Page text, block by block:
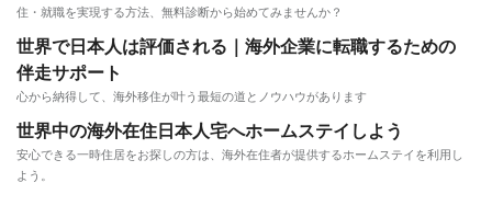
住・就職を実現する方法、無料診断から始めてみませんか？
世界で日本人は評価される｜海外企業に転職するための
伴走サポート
心から納得して、海外移住が叶う最短の道とノウハウがあります
世界中の海外在住日本人宅へホームステイしよう
安心できる一時住居をお探しの方は、海外在住者が提供するホームステイを利用し
よう。